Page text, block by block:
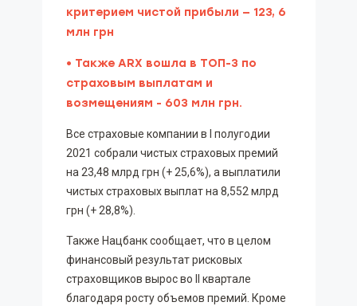
критерием чистой прибыли — 123, 6
млн грн
• Также ARX вошла в ТОП-3 по
страховым выплатам и
возмещениям - 603 млн грн.
Все страховые компании в I полугодии
2021 собрали чистых страховых премий
на 23,48 млрд грн (+ 25,6%), а выплатили
чистых страховых выплат на 8,552 млрд
грн (+ 28,8%).
Также Нацбанк сообщает, что в целом
финансовый результат рисковых
страховщиков вырос во II квартале
благодаря росту объемов премий. Кроме